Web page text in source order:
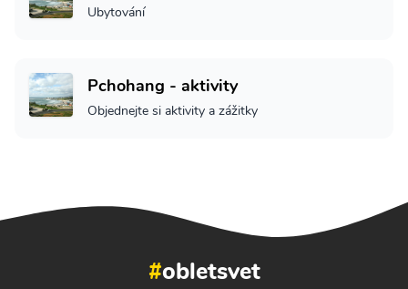
Ubytování
Pchohang - aktivity
Objednejte si aktivity a zážitky
#obletsvet